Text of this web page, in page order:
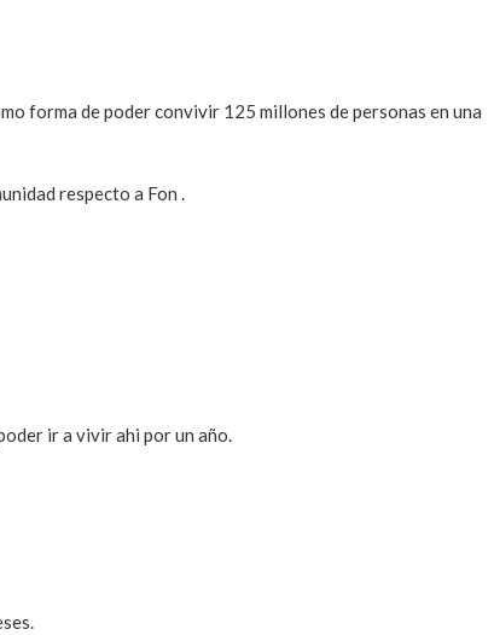
forma de poder convivir 125 millones de personas en una
respecto a Fon .
ir a vivir ahi por un año.